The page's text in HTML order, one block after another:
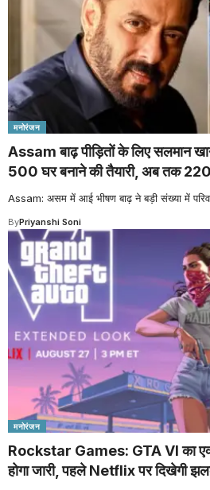
मनोरंजन
Assam बाढ़ पीड़ितों के लिए सलमान
500 घर बनाने की तैयारी, अब तक
Assam: असम में आई भीषण बाढ़ ने बड़ी संख्या में
ByPriyanshi Soni
मनोरंजन
Rockstar Games: GTA VI का
होगा जारी, पहले Netflix पर दिखेगी